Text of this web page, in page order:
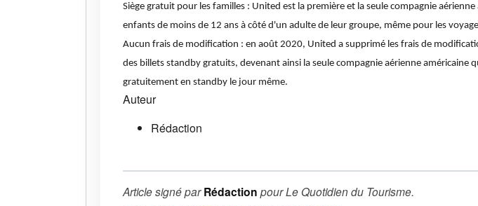
Siège gratuit pour les familles : United est la première et la seule compagnie
enfants de moins de 12 ans à côté d'un adulte de leur groupe, même pour les
Aucun frais de modification : en août 2020, United a supprimé les frais de
des billets standby gratuits, devenant ainsi la seule compagnie aérienne américaine
gratuitement en standby le jour même.
Auteur
Rédaction
Article signé parRédaction pourLe Quotidien du Tourisme.